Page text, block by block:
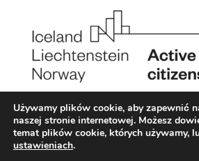
Używamy plików cookie, aby zapewnić
naszej stronie internetowej. Możesz
temat plików cookie, których używamy,
ustawieniach.